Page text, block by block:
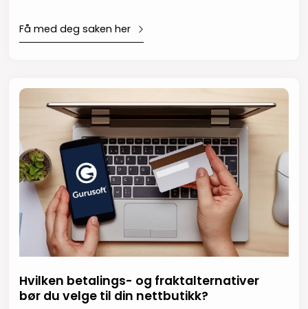
overkommelig. Kombinasjonen av Gurusofts
nettbutikkløsning og Visma NET gir deg et kraftig
lar deg bygge en funksjonsrik nettbutikk med
sømløs kundereise, mens Visma NET sørger for at
økonomi og logistikk flyter knirkefritt.
Få med deg saken her
Hvilken betalings- og fraktalternativer
bør du velge til din nettbutikk?